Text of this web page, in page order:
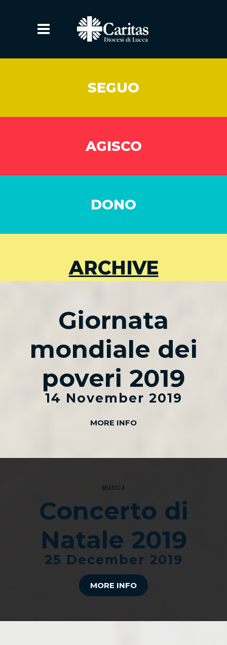
SEGUO
AGISCO
DONO
ARCHIVE
Giornata
mondiale dei
poveri 2019
14 November 2019
MORE INFO
MUSICA
Concerto di
Natale 2019
25 December 2019
MORE INFO